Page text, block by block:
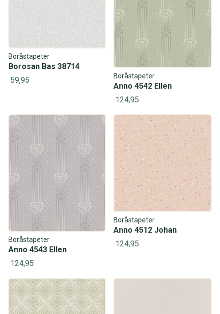
Boråstapeter
Borosan Bas 38714
59,95
Boråstapeter
Anno 4542 Ellen
124,95
Boråstapeter
Anno 4543 Ellen
124,95
Boråstapeter
Anno 4512 Johan
124,95